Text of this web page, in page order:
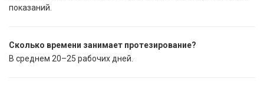
показаний.
Сколько времени занимает протезирование?
В среднем 20–25 рабочих дней.